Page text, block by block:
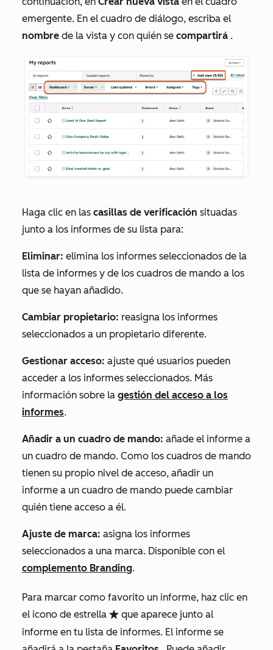
emergente. En el cuadro de diálogo, escriba el
nombre de la vista y con quién se compartirá .
Haga clic en las casillas de verificación situadas
junto a los informes de su lista para:
Eliminar: elimina los informes seleccionados de la
lista de informes y de los cuadros de mando a los
que se hayan añadido.
Cambiar propietario: reasigna los informes
seleccionados a un propietario diferente.
Gestionar acceso: ajuste qué usuarios pueden
acceder a los informes seleccionados. Más
información sobre la gestión del acceso a los
informes.
Añadir a un cuadro de mando: añade el informe a
un cuadro de mando. Como los cuadros de mando
tienen su propio nivel de acceso, añadir un
informe a un cuadro de mando puede cambiar
quién tiene acceso a él.
Ajuste de marca: asigna los informes
seleccionados a una marca. Disponible con el
complemento Branding.
Para marcar como favorito un informe, haz clic en
el icono de estrella favorite que aparece junto al
informe en tu lista de informes. El informe se